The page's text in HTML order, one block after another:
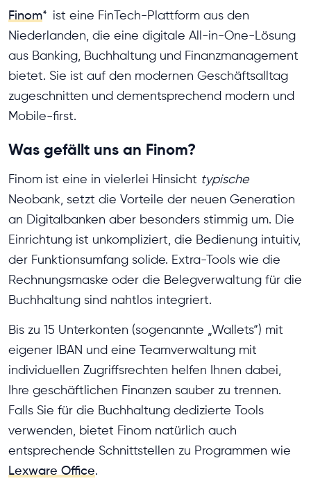
Finom* ist eine FinTech-Plattform aus den
Niederlanden, die eine digitale All-in-One-Lösung
aus Banking, Buchhaltung und Finanzmanagement
bietet. Sie ist auf den modernen Geschäftsalltag
zugeschnitten und dementsprechend modern und
Mobile-first.
Was gefällt uns an Finom?
Finom ist eine in vielerlei Hinsicht typische
Neobank, setzt die Vorteile der neuen Generation
an Digitalbanken aber besonders stimmig um. Die
Einrichtung ist unkompliziert, die Bedienung intuitiv,
der Funktionsumfang solide. Extra-Tools wie die
Rechnungsmaske oder die Belegverwaltung für die
Buchhaltung sind nahtlos integriert.
Bis zu 15 Unterkonten (sogenannte „Wallets“) mit
eigener IBAN und eine Teamverwaltung mit
individuellen Zugriffsrechten helfen Ihnen dabei,
Ihre geschäftlichen Finanzen sauber zu trennen.
Falls Sie für die Buchhaltung dedizierte Tools
verwenden, bietet Finom natürlich auch
entsprechende Schnittstellen zu Programmen wie
Lexware Office.